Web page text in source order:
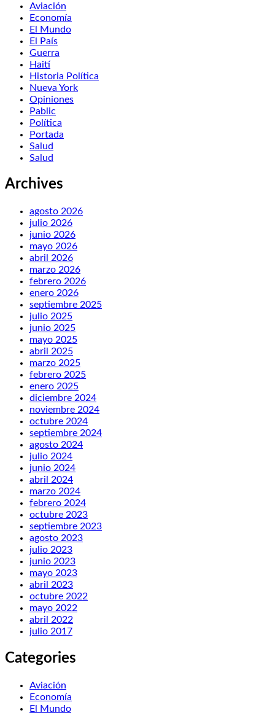
Aviación
Economía
El Mundo
El País
Guerra
Haití
Historia Política
Nueva York
Opiniones
Pablic
Política
Portada
Salud
Salud
Archives
agosto 2026
julio 2026
junio 2026
mayo 2026
abril 2026
marzo 2026
febrero 2026
enero 2026
septiembre 2025
julio 2025
junio 2025
mayo 2025
abril 2025
marzo 2025
febrero 2025
enero 2025
diciembre 2024
noviembre 2024
octubre 2024
septiembre 2024
agosto 2024
julio 2024
junio 2024
abril 2024
marzo 2024
febrero 2024
octubre 2023
septiembre 2023
agosto 2023
julio 2023
junio 2023
mayo 2023
abril 2023
octubre 2022
mayo 2022
abril 2022
julio 2017
Categories
Aviación
Economía
El Mundo